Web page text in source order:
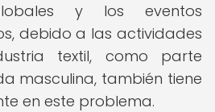
y los eventos
debido a las actividades
textil, como parte
masculina, también tiene
en este problema.